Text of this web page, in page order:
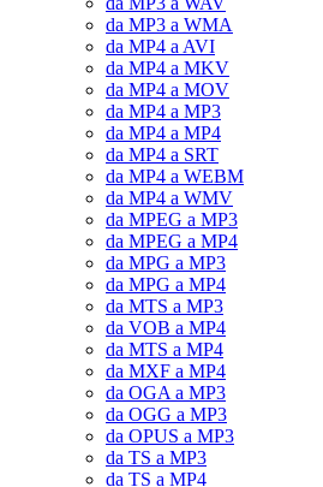
da MP3 a WMA
da MP4 a AVI
da MP4 a MKV
da MP4 a MOV
da MP4 a MP3
da MP4 a MP4
da MP4 a SRT
da MP4 a WEBM
da MP4 a WMV
da MPEG a MP3
da MPEG a MP4
da MPG a MP3
da MPG a MP4
da MTS a MP3
da VOB a MP4
da MTS a MP4
da MXF a MP4
da OGA a MP3
da OGG a MP3
da OPUS a MP3
da TS a MP3
da TS a MP4